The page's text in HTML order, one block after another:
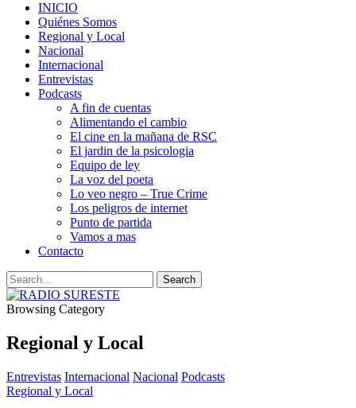
INICIO
Quiénes Somos
Regional y Local
Nacional
Internacional
Entrevistas
Podcasts
A fin de cuentas
Alimentando el cambio
El cine en la mañana de RSC
El jardin de la psicologia
Equipo de ley
La voz del poeta
Lo veo negro – True Crime
Los peligros de internet
Punto de partida
Vamos a mas
Contacto
Browsing Category
Regional y Local
Entrevistas Internacional Nacional Podcasts
Regional y Local